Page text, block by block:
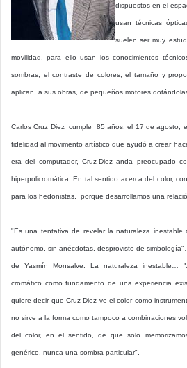
dispuestos en el
usan técnicas
suelen ser muy
movilidad, para ello usan los conocimientos
sombras, el contraste de colores, el tamaño y
aplican, a sus obras, de pequeños motores
Carlos Cruz Diez cumple 85 años, el 17 de agosto,
fidelidad al movimento artístico que ayudó a crear
era del computador, Cruz-Diez anda preocupado
hiperpolicromática. En tal sentido acerca del color,
para los hedonistas, porque desarrollamos una
"Es una tentativa de revelar la naturaleza
autónomo, sin anécdotas, desprovisto de
de Yasmín Monsalve: La naturaleza inestable…
cromático como fundamento de una experiencia
quiere decir que Cruz Diez ve el color como
no sirve a la forma como tampoco a combinaciones
del color, en el sentido, de que solo
genérico, nunca una sombra particular".